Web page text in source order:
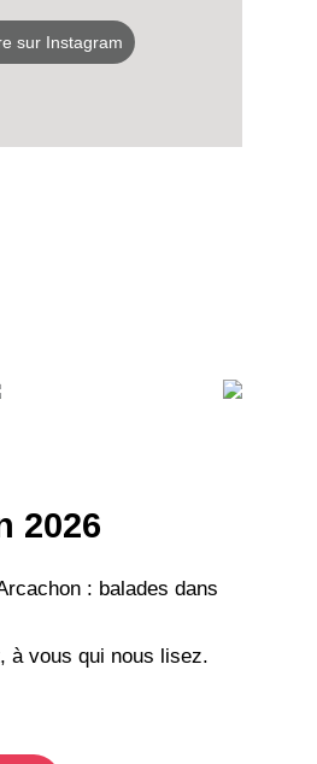
sur Instagram
2026
: balades dans
à vous qui nous lisez.